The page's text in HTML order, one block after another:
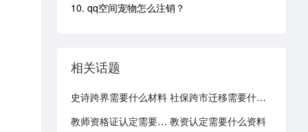
10. qq空间宠物怎么注销？
相关话题
史诗跨界需要什么材料
社保跨市迁移需要什么手续
教师资格证认定需要什么材料 教资认定需要什么资料